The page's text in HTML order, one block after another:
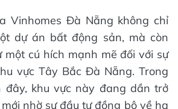
Vinhomes Đà Nẵng không chỉ
dự án bất động sản, mà còn
cú hích mạnh mẽ đối với sự
vực Tây Bắc Đà Nẵng. Trong
đây, khu vực này đang dần trở
nhờ sự đầu tư đồng bộ về hạ